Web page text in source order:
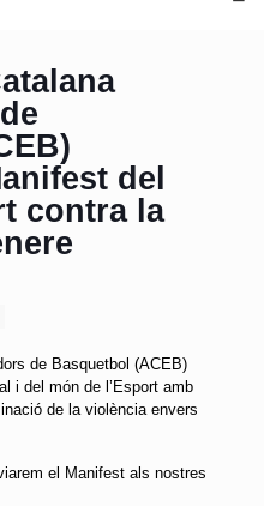
del
contra la
de Basquetbol (ACEB)
i del món de l’Esport amb
de la violència envers
el Manifest als nostres